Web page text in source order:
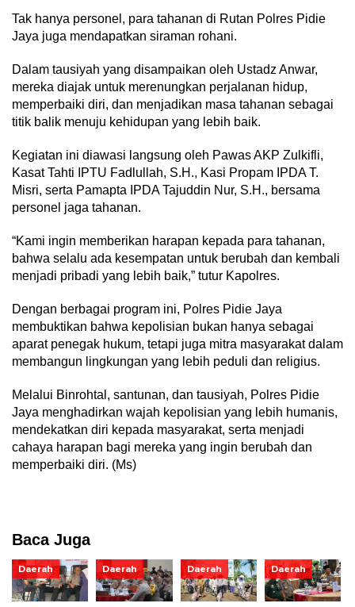
Tak hanya personel, para tahanan di Rutan Polres Pidie
Jaya juga mendapatkan siraman rohani.
Dalam tausiyah yang disampaikan oleh Ustadz Anwar,
mereka diajak untuk merenungkan perjalanan hidup,
memperbaiki diri, dan menjadikan masa tahanan sebagai
titik balik menuju kehidupan yang lebih baik.
Kegiatan ini diawasi langsung oleh Pawas AKP Zulkifli,
Kasat Tahti IPTU Fadlullah, S.H., Kasi Propam IPDA T.
Misri, serta Pamapta IPDA Tajuddin Nur, S.H., bersama
personel jaga tahanan.
“Kami ingin memberikan harapan kepada para tahanan,
bahwa selalu ada kesempatan untuk berubah dan kembali
menjadi pribadi yang lebih baik,” tutur Kapolres.
Dengan berbagai program ini, Polres Pidie Jaya
membuktikan bahwa kepolisian bukan hanya sebagai
aparat penegak hukum, tetapi juga mitra masyarakat dalam
membangun lingkungan yang lebih peduli dan religius.
Melalui Binrohtal, santunan, dan tausiyah, Polres Pidie
Jaya menghadirkan wajah kepolisian yang lebih humanis,
mendekatkan diri kepada masyarakat, serta menjadi
cahaya harapan bagi mereka yang ingin berubah dan
memperbaiki diri. (Ms)
Baca Juga
Daerah Daerah Daerah Daerah